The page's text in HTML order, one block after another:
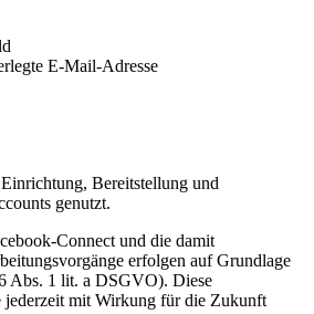
E-Mail-Adresse
Bereitstellung und
genutzt.
Connect und die damit
erfolgen auf Grundlage
Abs. 1 lit. a DSGVO). Diese
mit Wirkung für die Zukunft